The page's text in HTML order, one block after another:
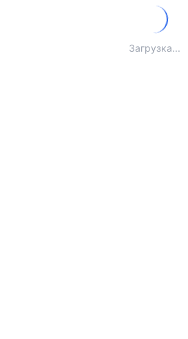
Загрузка...